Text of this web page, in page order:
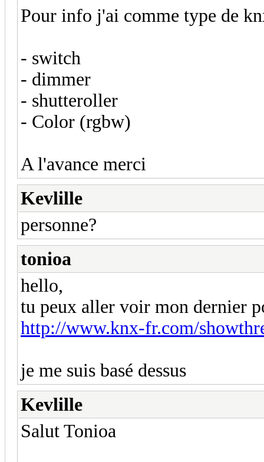
Pour info j'ai comme type de
- switch
- dimmer
- shutteroller
- Color (rgbw)
A l'avance merci
Kevlille
personne?
tonioa
hello,
tu peux aller voir mon dernier
http://www.knx-fr.com/
je me suis basé dessus
Kevlille
Salut Tonioa